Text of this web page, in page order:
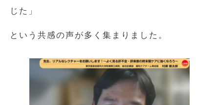
じた」
という共感の声が多く集まりました。